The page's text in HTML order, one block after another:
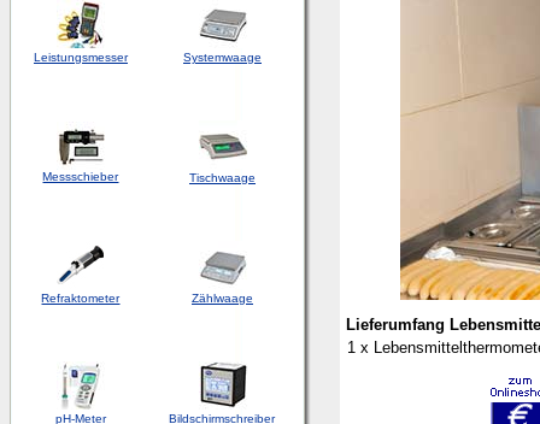
Leistungsmesser Systemwaage
Messschieber Tischwaage
Refraktometer Zählwaage
pH-Meter Bildschirmschreiber
Lieferumfang
1 x